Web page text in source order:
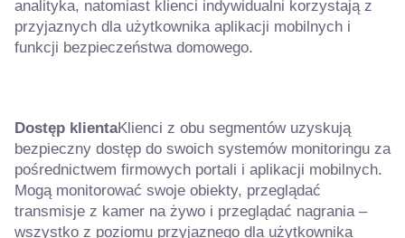
analityka, natomiast klienci indywidualni korzystają z
przyjaznych dla użytkownika aplikacji mobilnych i
funkcji bezpieczeństwa domowego.
Dostęp klientaKlienci z obu segmentów uzyskują
bezpieczny dostęp do swoich systemów monitoringu za
pośrednictwem firmowych portali i aplikacji mobilnych.
Mogą monitorować swoje obiekty, przeglądać
transmisje z kamer na żywo i przeglądać nagrania –
wszystko z poziomu przyjaznego dla użytkownika